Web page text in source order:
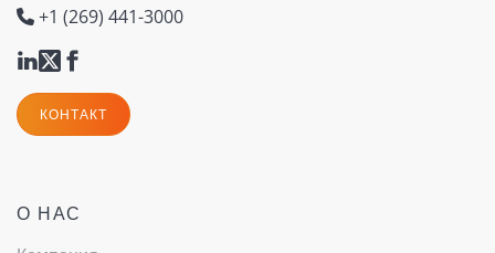
+1 (269) 441-3000
КОНТАКТ
О НАС